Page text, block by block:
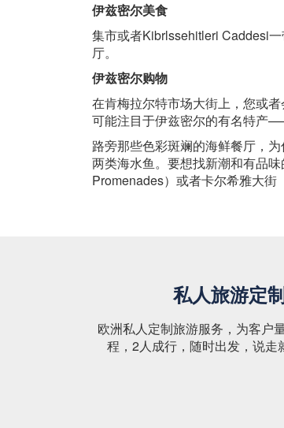
伊兹密尔美食
集市或者Kibrlssehitleri Caddesi
厅。
伊兹密尔购物
在肯梅拉尔特市场大街上，您或
可能注目于伊兹密尔的有名特产
路旁那些色彩斑斓的海鲜餐厅，
两类海水鱼。要想找新潮和有品
Promenades）或者卡尔希雅大街
私人旅游定
欧洲私人定制旅游服务，为客户
程，2人成行，随时出发，说走